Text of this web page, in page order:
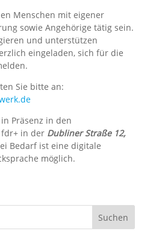
Menschen mit eigener
sowie Angehörige tätig sein.
und unterstützen
eingeladen, sich für die
Sie bitte an:
Präsenz in den
fdr+ in der Dubliner Straße 12,
Bedarf ist eine digitale
möglich.